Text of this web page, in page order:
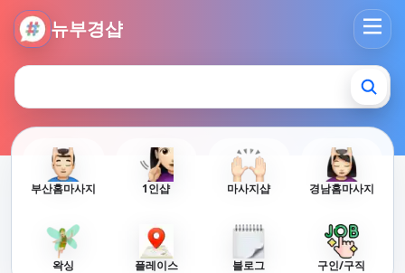
뉴부경샵
뉴부경샵 - 부산 마사지 사이트 부산마사지 부산홈타이 부산출
부산홈마사지 1인샵 마사지샵 경남홈마사지
왁싱 플레이스 블로그 구인/구직